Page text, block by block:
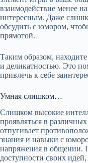
взаимодействие менее
интересным. Даже
обсудить с юмором,
прямотой.
Таким образом,
и деликатностью. Это
привлечь к себе
Умная слишком…
Слишком высокие
проявляться в
отпугивает
знания и навыки с
напряжения в общении.
доступности своих